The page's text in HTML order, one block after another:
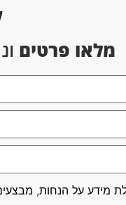
מלאו פרטים
מידע על הנחות,